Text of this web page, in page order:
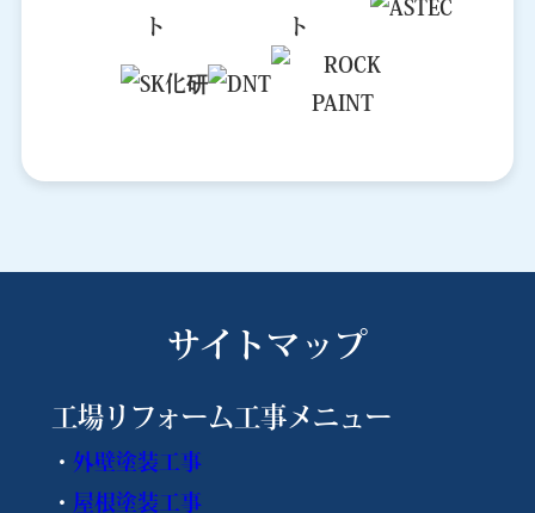
サイトマップ
工場リフォーム工事メニュー
・ 外壁塗装工事
・ 屋根塗装工事